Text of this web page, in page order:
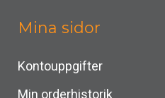
Mina sidor
Kontouppgifter
Min orderhistorik